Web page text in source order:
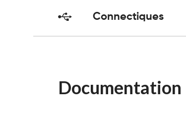
Connectiques
Documentation